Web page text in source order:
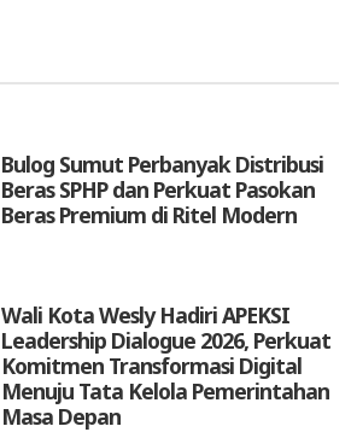
Bulog Sumut Perbanyak Distribusi
Beras SPHP dan Perkuat Pasokan
Beras Premium di Ritel Modern
Wali Kota Wesly Hadiri APEKSI
Leadership Dialogue 2026, Perkuat
Komitmen Transformasi Digital
Menuju Tata Kelola Pemerintahan
Masa Depan